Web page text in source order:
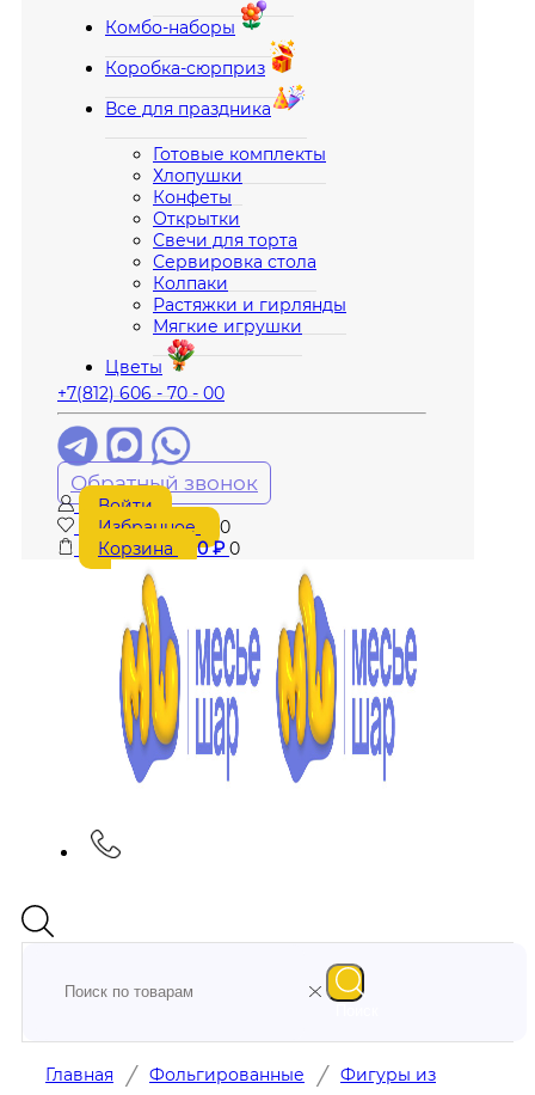
Комбо-наборы
Коробка-сюрприз
Все для праздника
Готовые комплекты
Хлопушки
Конфеты
Открытки
Свечи для торта
Сервировка стола
Колпаки
Растяжки и гирлянды
Мягкие игрушки
Цветы
+7(812) 606 - 70 - 00
Обратный звонок
Войти
Избранное
0
Корзина
0₽ 0
Главная / Фольгированные / Фигуры из